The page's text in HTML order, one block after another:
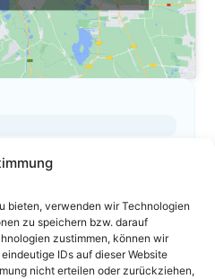
bieten, verwenden wir Technologien
zu speichern bzw. darauf
zustimmen, können wir
IDs auf dieser Website
nicht erteilen oder zurückziehen,